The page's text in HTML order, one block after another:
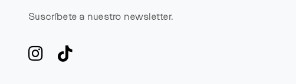
Suscríbete a nuestro newsletter.